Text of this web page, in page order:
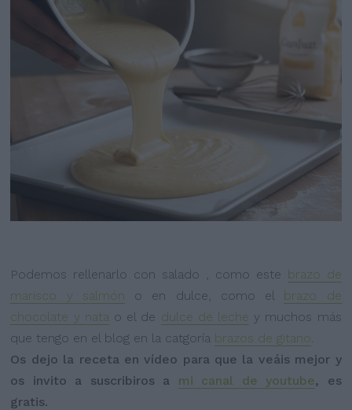
Podemos rellenarlo con salado , como este brazo de
marisco y salmón o en dulce, como el brazo de
chocolate y natao el de dulce de leche y muchos más
que tengo en el blog en la catgoría brazos de gitano.
Os dejo la receta en vídeo para que la veáis mejor y
os invito a suscribiros a mi canal de youtube, es
gratis.